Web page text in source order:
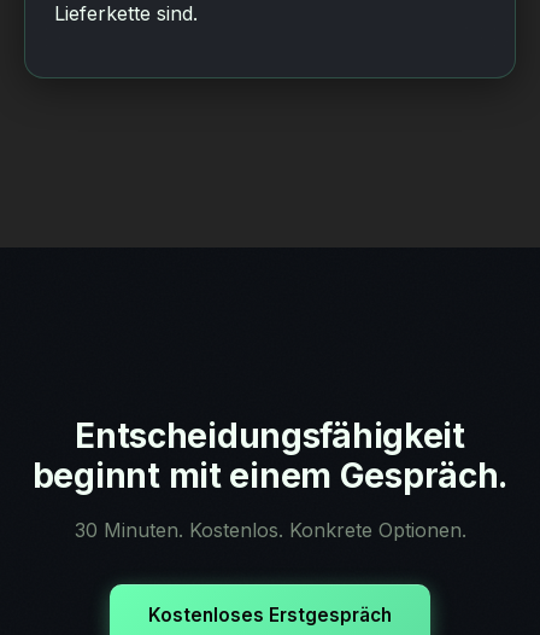
Lieferkette sind.
Entscheidungsfähigkeit
beginnt mit einem Gespräch.
30 Minuten. Kostenlos. Konkrete Optionen.
Kostenloses Erstgespräch